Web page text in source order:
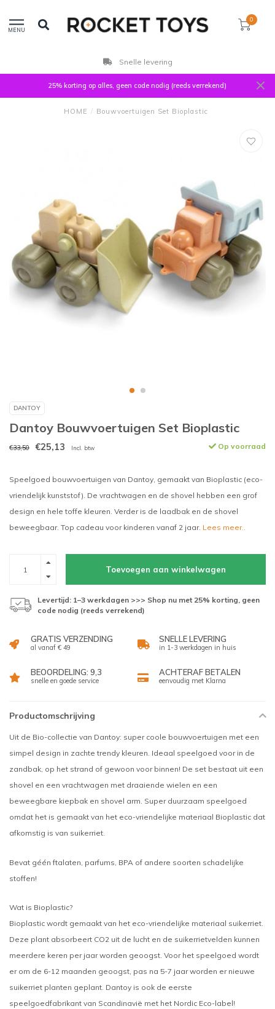
MENU
0
Snelle levering
25% korting op alles, geen code nodig (reeds verrekend)
HOME / Bouwvoertuigen Set Bioplastic
DANTOY
Dantoy Bouwvoertuigen Set Bioplastic
€33,50 €25,13 Incl. btw Op voorraad
Speelgoed bouwvoertuigen van Dantoy, gemaakt van Bioplastic (eco-
vriendelijk kunststof). De vrachtwagen en de shovel hebben een grof
design en hele toffe kleuren. Verder is de laadbak en de shovel
beweegbaar. Top cadeau voor kinderen vanaf 2 jaar. Lees meer..
Toevoegen aan winkelwagen
Levertijd: 1–3 werkdagen >>> Shop nu met 25% korting, geen
code nodig (reeds verrekend)
GRATIS VERZENDING
al vanaf € 49
SNELLE LEVERING
in 1-3 werkdagen in huis
BEOORDELING: 9,3
snelle en goede service
ACHTERAF BETALEN
eenvoudig met Klarna
Productomschrijving
Uit de Bio-collectie van Dantoy: super coole bouwvoertuigen met een
simpel design in zachte trendy kleuren. Ideaal speelgoed voor in de
zandbak, op het strand of gewoon voor binnen! De set bestaat uit een
shovel en een vrachtwagen met draaiende wielen en een
beweegbare kiepbak en shovel arm. Super duurzaam speelgoed
omdat het is gemaakt van het eco-vriendelijke materiaal Bioplastic dat
afkomstig is van suikerriet.
Bevat géén ftalaten, parfums, BPA of andere soorten schadelijke
stoffen!
Wat is Bioplastic?
Bioplastic wordt gemaakt van het eco-vriendelijke materiaal suikerriet.
Deze plant absorbeert CO2 uit de lucht en de suikerrietvelden kunnen
meerdere keren per jaar worden geoogst. Voor het speelgoed wordt
er om de 6-12 maanden geoogst, pas na 5-7 jaar worden er nieuwe
suikerriet planten geplant. Dantoy is ook de eerste
speelgoedfabrikant van Scandinavië met het Nordic Eco-label!